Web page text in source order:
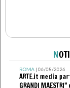
N
ROMA| 06/08/2026
ARTE.it media
GRANDI